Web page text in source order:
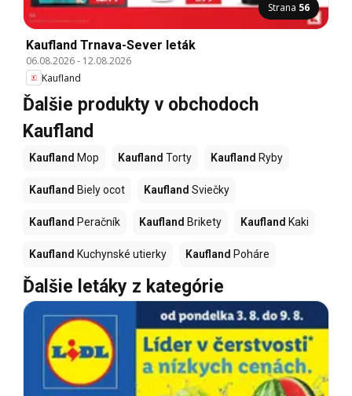
Strana 56
Kaufland Trnava-Sever leták
06.08.2026- 12.08.2026
Kaufland
Ďalšie produkty v obchodoch
Kaufland
Kaufland Mop Kaufland Torty Kaufland Ryby
Kaufland Biely ocot Kaufland Sviečky
Kaufland Peračník Kaufland Brikety Kaufland Kaki
Kaufland Kuchynské utierky Kaufland Poháre
Ďalšie letáky z kategórie